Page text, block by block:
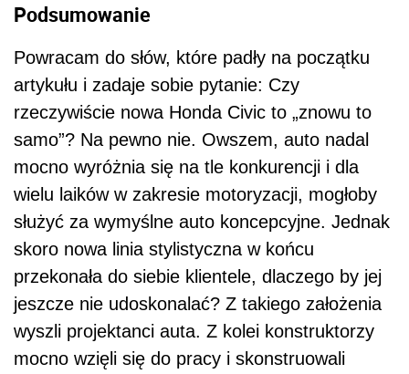
Podsumowanie
Powracam do słów, które padły na początku
artykułu i zadaje sobie pytanie: Czy
rzeczywiście nowa Honda Civic to „znowu to
samo”? Na pewno nie. Owszem, auto nadal
mocno wyróżnia się na tle konkurencji i dla
wielu laików w zakresie motoryzacji, mogłoby
służyć za wymyślne auto koncepcyjne. Jednak
skoro nowa linia stylistyczna w końcu
przekonała do siebie klientele, dlaczego by jej
jeszcze nie udoskonalać? Z takiego założenia
wyszli projektanci auta. Z kolei konstruktorzy
mocno wzięli się do pracy i skonstruowali